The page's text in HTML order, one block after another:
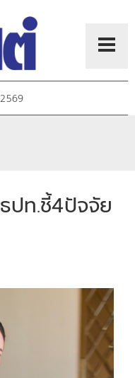
ปท.ชี้4ปัจจัย